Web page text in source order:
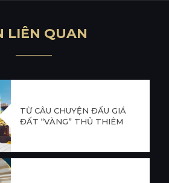
LIÊN QUAN
TỪ CÂU CHUYỆN ĐẤU GIÁ
ĐẤT “VÀNG” THỦ THIÊM